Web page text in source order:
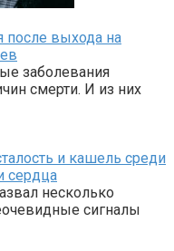
после выхода на
заболевания
смерти. И из них
и кашель среди
сердца
несколько
сигналы